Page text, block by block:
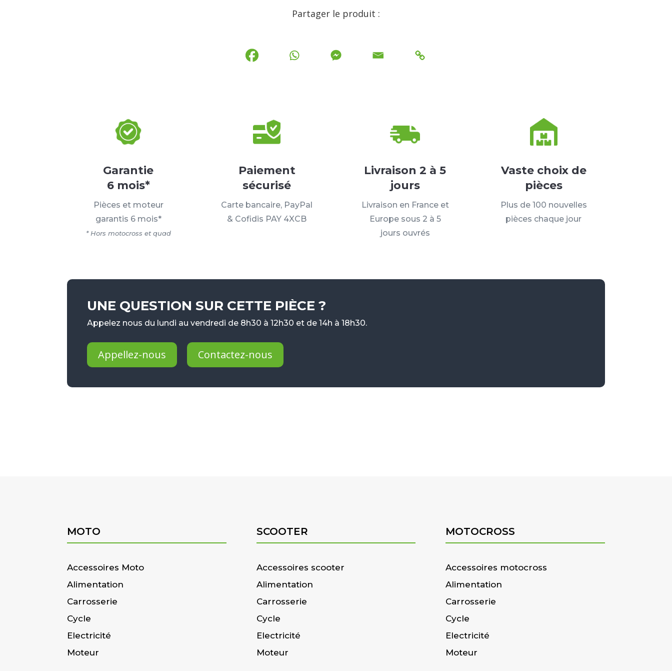
Partager le produit :
Garantie
6 mois*
Pièces et moteur
garantis 6 mois*
* Hors motocross et quad
Paiement
sécurisé
Carte bancaire, PayPal
& Cofidis PAY 4XCB
Livraison 2 à 5
jours
Livraison en France et
Europe sous 2 à 5
jours ouvrés
Vaste choix de
pièces
Plus de 100 nouvelles
pièces chaque jour
UNE QUESTION SUR CETTE PIÈCE ?
Appelez nous du lundi au vendredi de 8h30 à 12h30 et de 14h à 18h30.
Appellez-nous Contactez-nous
MOTO
Accessoires Moto
Alimentation
Carrosserie
Cycle
Electricité
Moteur
SCOOTER
Accessoires scooter
Alimentation
Carrosserie
Cycle
Electricité
Moteur
MOTOCROSS
Accessoires motocross
Alimentation
Carrosserie
Cycle
Electricité
Moteur